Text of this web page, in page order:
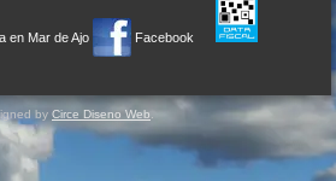
en Mar de Ajo Facebook
by Circe Diseno Web